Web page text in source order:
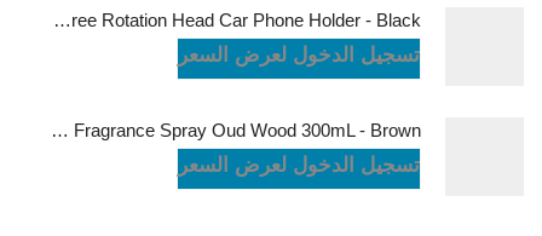
Powerology Logan Magsafe 360 Degree Rotation Head Car Phone Holder - Black
تسجيل الدخول لعرض السعر
Green Lion Fragrance Spray Oud Wood 300mL - Brown
تسجيل الدخول لعرض السعر